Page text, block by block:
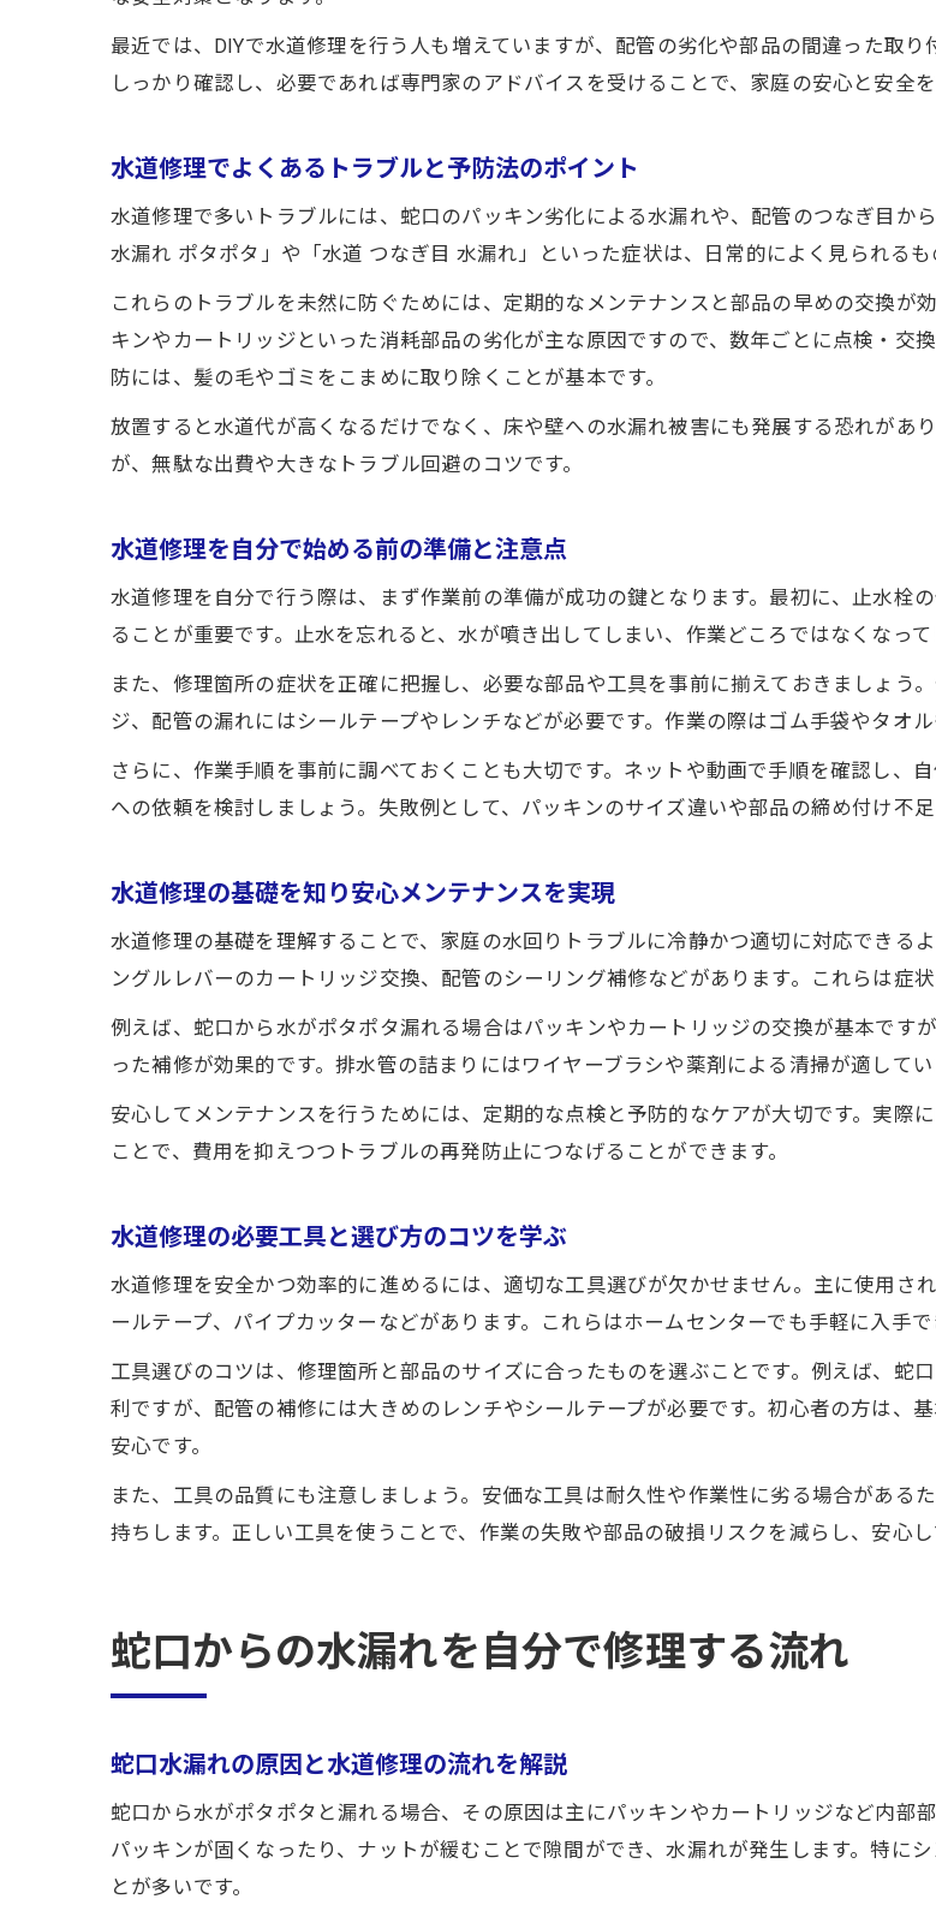
水道修理の無駄な出費を防ぐ具体的な
水道修理にかかる費用相場と節約のコ
水道修理でシングルレバー水漏れを解
シングルレバー蛇口のポタポタ直し方
水道修理の現場で効くカートリッジ交
水道修理で失敗しないシングルレバー
水道修理で使えるシールテープ活用法
水道のつなぎ目水漏れを防ぐポイント
水道修理でつなぎ目水漏れを防ぐ基本
水道修理で役立つ分岐水栓の知識と選
DIYで挑む蛇口水漏れ修理の実践例
水道修理DIYで蛇口水漏れを直した体験
水道修理のDIY実践で失敗しないため
水道修理DIYの流れと分かりやすい手順
最近では、DIYで水道修理を行う人も増えていますが、配管の劣化や部品の間違った取
しっかり確認し、必要であれば専門家のアドバイスを受けることで、家庭の安心と安全を
水道修理でよくあるトラブルと予防法のポイント
水道修理で多いトラブルには、蛇口のパッキン劣化による水漏れや、配管のつなぎ目か
水漏れ ポタポタ」や「水道 つなぎ目 水漏れ」といった症状は、日常的によく見られるも
これらのトラブルを未然に防ぐためには、定期的なメンテナンスと部品の早めの交換が
キンやカートリッジといった消耗部品の劣化が主な原因ですので、数年ごとに点検・交
防には、髪の毛やゴミをこまめに取り除くことが基本です。
放置すると水道代が高くなるだけでなく、床や壁への水漏れ被害にも発展する恐れがあ
が、無駄な出費や大きなトラブル回避のコツです。
水道修理を自分で始める前の準備と注意点
水道修理を自分で行う際は、まず作業前の準備が成功の鍵となります。最初に、止水栓
ることが重要です。止水を忘れると、水が噴き出してしまい、作業どころではなくなって
また、修理箇所の症状を正確に把握し、必要な部品や工具を事前に揃えておきましょう
ジ、配管の漏れにはシールテープやレンチなどが必要です。作業の際はゴム手袋やタオ
さらに、作業手順を事前に調べておくことも大切です。ネットや動画で手順を確認し、
への依頼を検討しましょう。失敗例として、パッキンのサイズ違いや部品の締め付け不
水道修理の基礎を知り安心メンテナンスを実現
水道修理の基礎を理解することで、家庭の水回りトラブルに冷静かつ適切に対応できる
ングルレバーのカートリッジ交換、配管のシーリング補修などがあります。これらは症
例えば、蛇口から水がポタポタ漏れる場合はパッキンやカートリッジの交換が基本です
った補修が効果的です。排水管の詰まりにはワイヤーブラシや薬剤による清掃が適してい
安心してメンテナンスを行うためには、定期的な点検と予防的なケアが大切です。実際
ことで、費用を抑えつつトラブルの再発防止につなげることができます。
水道修理の必要工具と選び方のコツを学ぶ
水道修理を安全かつ効率的に進めるには、適切な工具選びが欠かせません。主に使用さ
ールテープ、パイプカッターなどがあります。これらはホームセンターでも手軽に入手で
工具選びのコツは、修理箇所と部品のサイズに合ったものを選ぶことです。例えば、蛇
利ですが、配管の補修には大きめのレンチやシールテープが必要です。初心者の方は、
安心です。
また、工具の品質にも注意しましょう。安価な工具は耐久性や作業性に劣る場合がある
持ちします。正しい工具を使うことで、作業の失敗や部品の破損リスクを減らし、安心
蛇口からの水漏れを自分で修理する流れ
蛇口水漏れの原因と水道修理の流れを解説
蛇口から水がポタポタと漏れる場合、その原因は主にパッキンやカートリッジなど内部
パッキンが固くなったり、ナットが緩むことで隙間ができ、水漏れが発生します。特に
とが多いです。
無料相談はこちら
無料相談はこちら